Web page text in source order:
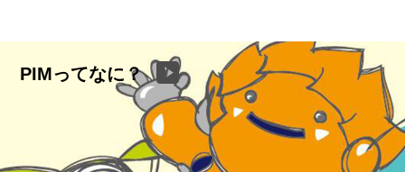
PIMってなに？